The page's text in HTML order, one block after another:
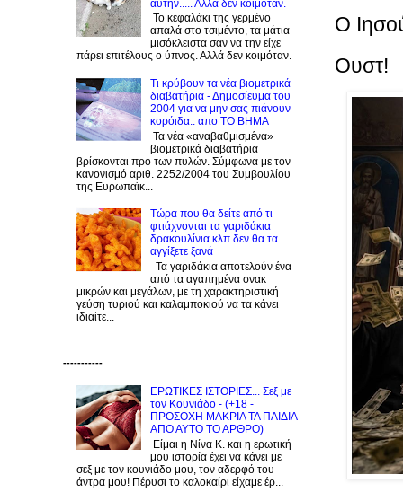
Ο
Ουστ!
αυτήν..... Αλλά δεν κοιμόταν.
Το κεφαλάκι της γερμένο
απαλά στο τσιμέντο, τα μάτια
μισόκλειστα σαν να την είχε
πάρει επιτέλους ο ύπνος. Αλλά δεν κοιμόταν.
Τι κρύβουν τα νέα βιομετρικά
διαβατήρια - Δημοσίευμα του
2004 για να μην σας πιάνουν
κορόιδα.. απο ΤΟ ΒΗΜΑ
Τα νέα «αναβαθμισμένα»
βιομετρικά διαβατήρια
βρίσκονται προ των πυλών. Σύμφωνα με τον
κανονισμό αριθ. 2252/2004 του Συμβουλίου
της Ευρωπαϊκ...
Τώρα που θα δείτε από τι
φτιάχνονται τα γαριδάκια
δρακουλίνια κλπ δεν θα τα
αγγίξετε ξανά
Τα γαριδάκια αποτελούν ένα
από τα αγαπημένα σνακ
μικρών και μεγάλων, με τη χαρακτηριστική
γεύση τυριού και καλαμποκιού να τα κάνει
ιδιαίτε...
-----------
ΕΡΩΤΙΚΕΣ ΙΣΤΟΡΙΕΣ... Σεξ με
τον Kουνιάδο - (+18 -
ΠΡΟΣΟΧΗ ΜΑΚΡΙΑ ΤΑ ΠΑΙΔΙΑ
ΑΠΟ ΑΥΤΟ ΤΟ ΑΡΘΡΟ)
Είμαι η Νίνα Κ. και η ερωτική
μου ιστορία έχει να κάνει με
σεξ με τον κουνιάδο μου, τον αδερφό του
άντρα μου! Πέρυσι το καλοκαίρι είχαμε έρ...